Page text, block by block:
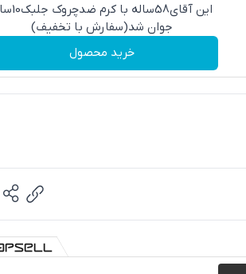
این آقای58ساله
جوان شد(سفارش با تخفیف)
خرید محصول